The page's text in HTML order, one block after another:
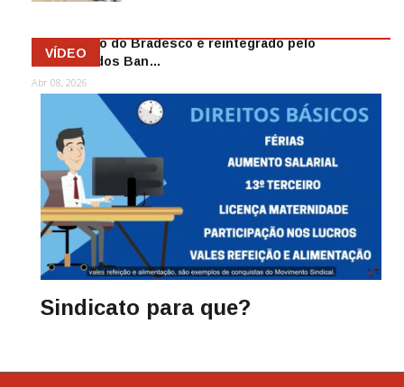
Funcionário do Bradesco é reintegrado pelo
Sindicato dos Ban…
Abr 08, 2026
VÍDEO
Sindicato para que?